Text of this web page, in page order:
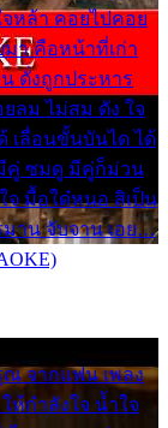
หล้า คอยไปคอย
า คือหน้าที่เก่า
ดั่งถูกประหาร
ลม ไม่สม ดัง ใจ
เลื่อนขั้นบันได ได้
มีคู่ ซมดู มีคู่ก็ม่วน
จ มื้อใด๋หนอ สิเป็น
มาน จับจาน เอย…
จากแฟน เพลง
ห้กำลังใจ น้ำใจ